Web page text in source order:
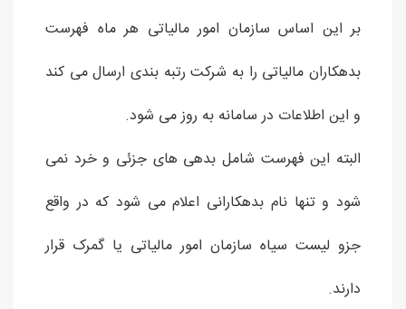
بر این اساس سازمان امور مالیاتی هر ماه فهرست
بدهکاران مالیاتی را به شرکت رتبه بندی ارسال می کند
و این اطلاعات در سامانه به روز می شود.
البته این فهرست شامل بدهی های جزئی و خرد نمی
شود و تنها نام بدهکارانی اعلام می شود که در واقع
جزو لیست سیاه سازمان امور مالیاتی یا گمرک قرار
دارند.